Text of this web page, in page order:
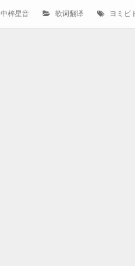
作
中梓星音
分
歌词翻译
标
ヨミビ